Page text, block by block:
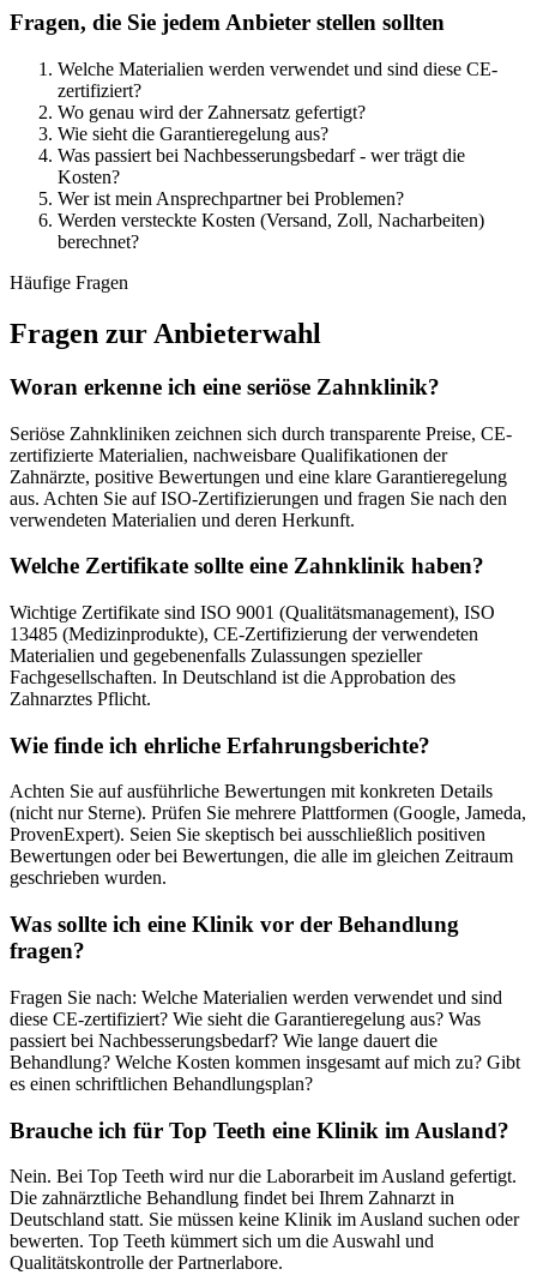
Fragen, die Sie jedem Anbieter stellen sollten
Welche Materialien werden verwendet und sind diese CE-
zertifiziert?
Wo genau wird der Zahnersatz gefertigt?
Wie sieht die Garantieregelung aus?
Was passiert bei Nachbesserungsbedarf - wer trägt die
Kosten?
Wer ist mein Ansprechpartner bei Problemen?
Werden versteckte Kosten (Versand, Zoll, Nacharbeiten)
berechnet?
Häufige Fragen
Fragen zur Anbieterwahl
Woran erkenne ich eine seriöse Zahnklinik?
Seriöse Zahnkliniken zeichnen sich durch transparente Preise, CE-
zertifizierte Materialien, nachweisbare Qualifikationen der
Zahnärzte, positive Bewertungen und eine klare Garantieregelung
aus. Achten Sie auf ISO-Zertifizierungen und fragen Sie nach den
verwendeten Materialien und deren Herkunft.
Welche Zertifikate sollte eine Zahnklinik haben?
Wichtige Zertifikate sind ISO 9001 (Qualitätsmanagement), ISO
13485 (Medizinprodukte), CE-Zertifizierung der verwendeten
Materialien und gegebenenfalls Zulassungen spezieller
Fachgesellschaften. In Deutschland ist die Approbation des
Zahnarztes Pflicht.
Wie finde ich ehrliche Erfahrungsberichte?
Achten Sie auf ausführliche Bewertungen mit konkreten Details
(nicht nur Sterne). Prüfen Sie mehrere Plattformen (Google, Jameda,
ProvenExpert). Seien Sie skeptisch bei ausschließlich positiven
Bewertungen oder bei Bewertungen, die alle im gleichen Zeitraum
geschrieben wurden.
Was sollte ich eine Klinik vor der Behandlung
fragen?
Fragen Sie nach: Welche Materialien werden verwendet und sind
diese CE-zertifiziert? Wie sieht die Garantieregelung aus? Was
passiert bei Nachbesserungsbedarf? Wie lange dauert die
Behandlung? Welche Kosten kommen insgesamt auf mich zu? Gibt
es einen schriftlichen Behandlungsplan?
Brauche ich für Top Teeth eine Klinik im Ausland?
Nein. Bei Top Teeth wird nur die Laborarbeit im Ausland gefertigt.
Die zahnärztliche Behandlung findet bei Ihrem Zahnarzt in
Deutschland statt. Sie müssen keine Klinik im Ausland suchen oder
bewerten. Top Teeth kümmert sich um die Auswahl und
Qualitätskontrolle der Partnerlabore.